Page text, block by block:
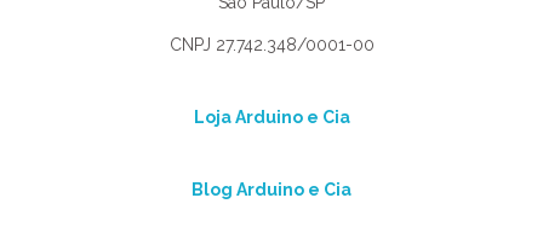
CNPJ 27.742.348/0001-00
Loja Arduino e Cia
Blog Arduino e Cia